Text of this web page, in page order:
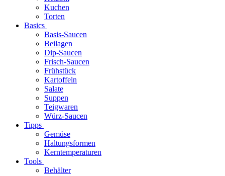
Kuchen
Torten
Basics
Basis-Saucen
Beilagen
Dip-Saucen
Frisch-Saucen
Frühstück
Kartoffeln
Salate
Suppen
Teigwaren
Würz-Saucen
Tipps
Gemüse
Haltungsformen
Kerntemperaturen
Tools
Behälter